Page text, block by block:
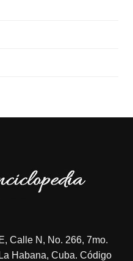
Calle N, No. 266, 7mo.
Habana, Cuba. Código